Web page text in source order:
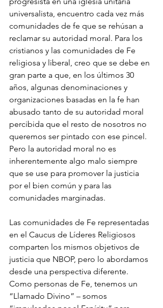
universalista, encuentro cada vez más
comunidades de fe que se rehúsan a
reclamar su autoridad moral. Para los
cristianos y las comunidades de Fe
religiosa y liberal, creo que se debe en
gran parte a que, en los últimos 30
años, algunas denominaciones y
organizaciones basadas en la fe han
abusado tanto de su autoridad moral
percibida que el resto de nosotros no
queremos ser pintado con ese pincel.
Pero la autoridad moral no es
inherentemente algo malo siempre
que se use para promover la justicia
por el bien común y para las
comunidades marginadas.
Las comunidades de Fe representadas
en el Caucus de Líderes Religiosos
comparten los mismos objetivos de
justicia que NBOP, pero lo abordamos
desde una perspectiva diferente.
Como personas de Fe, tenemos un
“Llamado Divino” – somos